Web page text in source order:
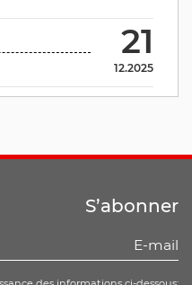
21
12.2025
S’abonner